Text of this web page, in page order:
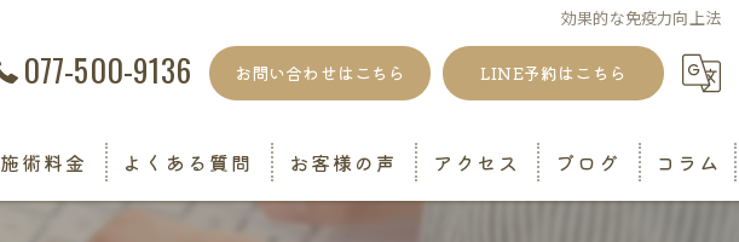
効果的な免疫力向上法
077-500-9136 お問い合わせはこちら LINE予約はこちら
施術料金 よくある質問 お客様の声 アクセス ブログ コラム